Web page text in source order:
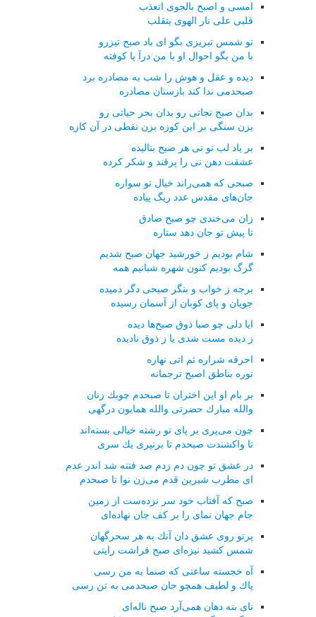
امسی و اصبح بالجوی اتعذب
قلبی علی نار الهوی یتقلب
تو شمس تبریزی بگو ای باد صبح تیزرو
با من بگو احوال او با من درآ پا كوفته
دیده و عقل و هوش را شب به مصادره برد
صبحدمی ندا كند بازستان مصادره
بدان صبح نجاتی رو بدان بحر حیاتی رو
بزن سنگی بر این كوزه بزن نفطی در آن كازه
بر یاد لب تو نی هر صبح بنالیده
عشقت دهن نی را پرقند و شكر كرده
صبحی كه همی‌راند خیال تو سواره
جان‌های مقدس عدد ریگ پیاده
زان می‌خندی چو صبح صادق
تا پیش تو جان دهد ستاره
شام بودیم ز خورشید جهان صبح شدیم
گرگ بودیم كنون شهره شبانیم همه
برجه ز خواب و بنگر صبحی دگر دمیده
جویان و پای كوبان از آسمان رسیده
ایا دلی چو صبا ذوق صبح‌ها دیده
ز دیده مست شدی یا ز ذوق نادیده
احرقه شراره ثم اتی نهاره
نوره بناطق اصبح ترجمانه
بر بام او این اختران تا صبحدم چوبك زنان
والله مبارك حضرتی والله همایون درگهی
چون می‌پری بر پای تو رشته خیالی بسته‌اند
تا واكشندت صبحدم تا برنپری یك سری
در عشق تو چون دم زدم صد فتنه شد اندر عدم
ای مطرب شیرین قدم می‌زن نوا تا صبحدم
صبح كه آفتاب خود سر نزده‌ست از زمین
جام جهان نمای را بر كف جان نهاده‌ای
پرتو روی عشق دان آنك به هر سحرگهان
شمس كشید نیزه‌ای صبح فراشت رایتی
آه خجسته ساعتی كه صنما به من رسی
پاك و لطیف همچو جان صبحدمی به تن رسی
نای بنه دهان همی‌آرد صبح ناله‌ای